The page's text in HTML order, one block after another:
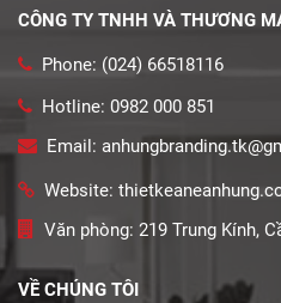
CÔNG TY TNHH VÀ THƯƠNG
Phone: (024) 66518116
Hotline: 0982 000 851
Email:
Website:
Văn phòng: 219 Trung Kính,
VỀ CHÚNG TÔI